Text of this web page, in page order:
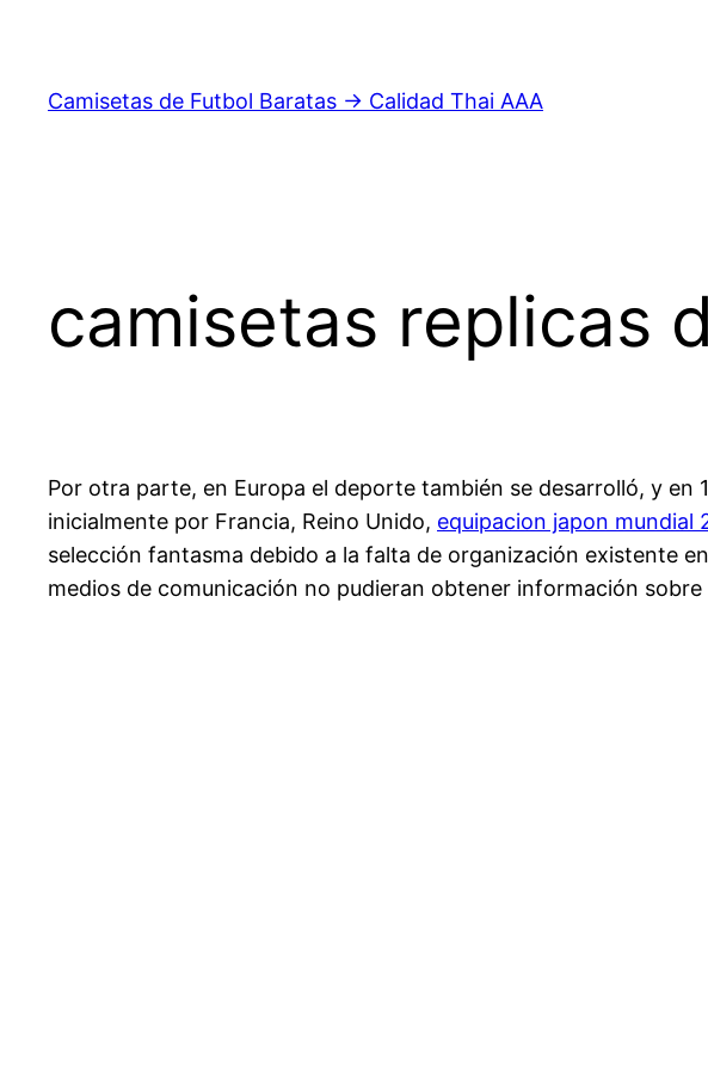
contenido
Camisetas de Futbol Baratas → Calidad Thai AAA
camisetas replicas
Por otra parte, en Europa el deporte también se desarrolló, y
inicialmente por Francia, Reino Unido, equipacion japon mundial
selección fantasma debido a la falta de organización existente
medios de comunicación no pudieran obtener información